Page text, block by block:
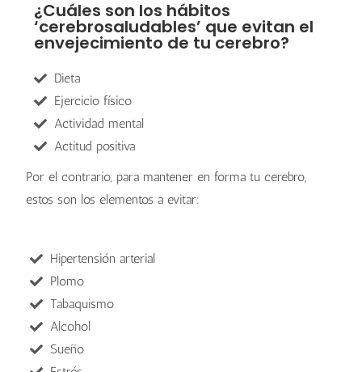
¿Cuáles son los hábitos
‘cerebrosaludables’ que evitan el
envejecimiento de tu cerebro?
Dieta
Ejercicio físico
Actividad mental
Actitud positiva
Por el contrario, para mantener en forma tu cerebro,
estos son los elementos a evitar:
Hipertensión arterial
Plomo
Tabaquismo
Alcohol
Sueño